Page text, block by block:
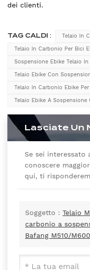
dei clienti.
TAG CALDI :
Telaio In
Telaio In Carbonio Per Bici
Sospensione Ebike Telaio
Telaio Ebike Con
Telaio In Carbonio Ebike
Telaio Ebike A Sospensione
Lasciate Un
Se sei
conoscere
qui, ti
Soggetto : Telaio
carbonio a
Bafang M510/M600